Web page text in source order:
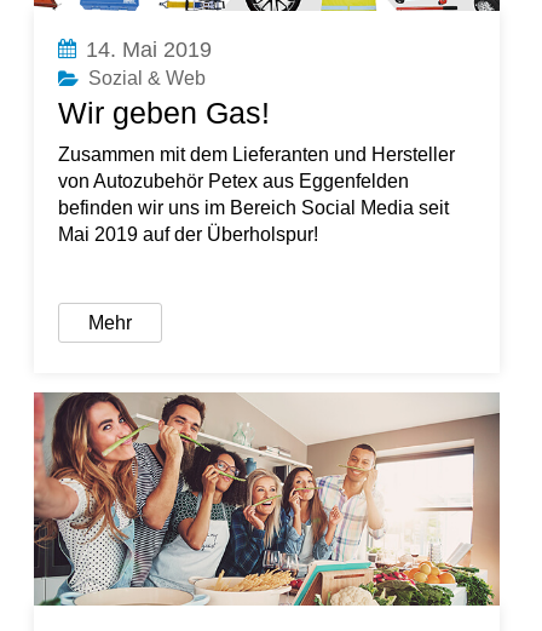
14. Mai 2019
Sozial & Web
Wir geben Gas!
Zusammen mit dem Lieferanten und Hersteller
von Autozubehör Petex aus Eggenfelden
befinden wir uns im Bereich Social Media seit
Mai 2019 auf der Überholspur!
Mehr